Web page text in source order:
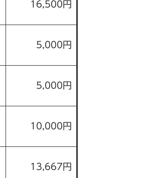
16,500円
5,000円
5,000円
10,000円
13,667円